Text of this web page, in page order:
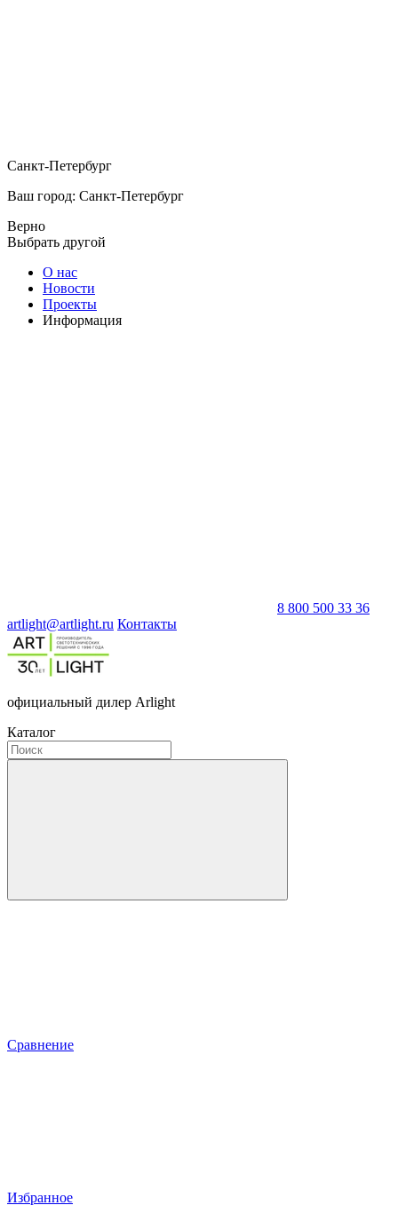
Санкт-Петербург
Ваш город: Санкт-Петербург
Верно
Выбрать другой
О нас
Новости
Проекты
Информация
8 800 500 33 36
artlight@artlight.ru Контакты
официальный дилер Arlight
Каталог
Сравнение
Избранное